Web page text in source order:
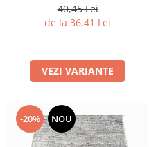
40,45 Lei
de la 36,41 Lei
VEZI VARIANTE
-20% NOU